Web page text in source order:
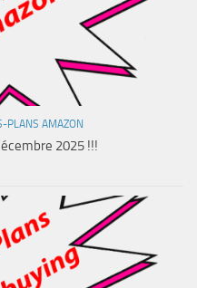
PLANS AMAZON
2025 !!!